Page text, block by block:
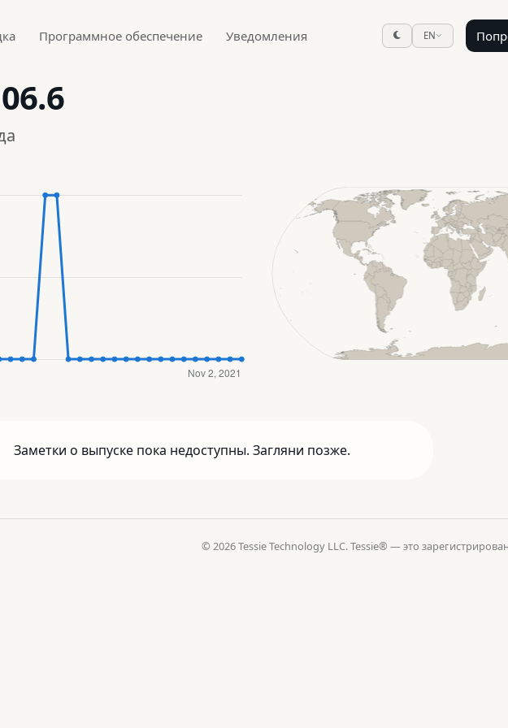
Программное обеспечение Уведомления EN
Заметки о выпуске пока недоступны. Загляни позже.
© 2026 Tessie Technology LLC. Tessie® — это